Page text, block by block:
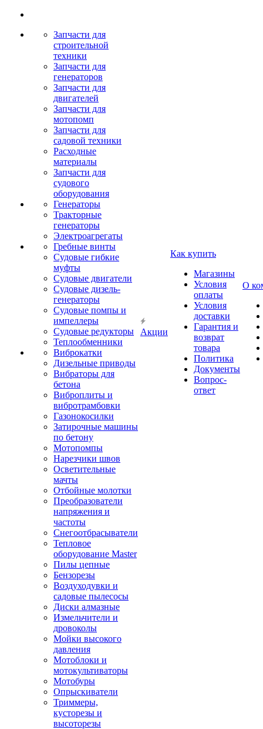
Запчасти для
строительной
техники
Запчасти для
генераторов
Запчасти для
двигателей
Запчасти для
мотопомп
Запчасти для
садовой техники
Расходные
материалы
Запчасти для
судового
оборудования
Генераторы
Тракторные
генераторы
Электроагрегаты
Гребные винты
Судовые гибкие
муфты
Судовые двигатели
Судовые дизель-
генераторы
Судовые помпы и
импеллеры
Судовые редукторы
Теплообменники
Виброкатки
Дизельные приводы
Вибраторы для
бетона
Виброплиты и
вибротрамбовки
Газонокосилки
Затирочные машины
по бетону
Мотопомпы
Нарезчики швов
Осветительные
мачты
Отбойные молотки
Преобразователи
напряжения и
частоты
Снегоотбрасыватели
Тепловое
оборудование Master
Пилы цепные
Бензорезы
Воздуходувки и
садовые пылесосы
Диски алмазные
Измельчители и
дровоколы
Мойки высокого
давления
Мотоблоки и
мотокультиваторы
Мотобуры
Опрыскиватели
Триммеры,
кусторезы и
высоторезы
Акции
Как купить
Магазины
Условия
оплаты
Условия
доставки
Гарантия и
возврат
товара
Политика
Документы
Вопрос-
ответ
О